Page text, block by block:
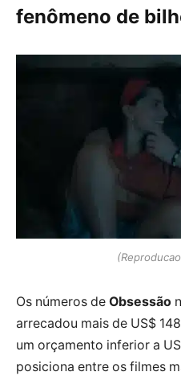
fenômeno de
Os números de Obsessão
arrecadou mais de US$
um orçamento inferior a
posiciona entre os filmes